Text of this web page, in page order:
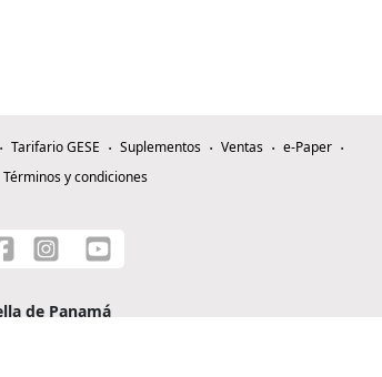
Tarifario GESE Suplementos Ventas
e-Paper
Términos y condiciones
de Panamá